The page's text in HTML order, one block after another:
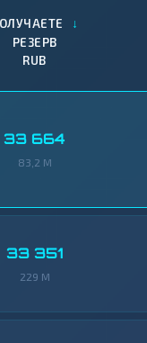
↓
РЕЗЕРВ
RUB
33 664
83,2 M
33 351
229 M